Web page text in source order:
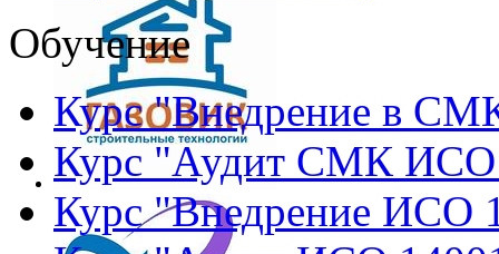
Обучение
Курс "Внедрение в
Курс "Аудит СМК ИСО
Курс "Внедрение ИСО